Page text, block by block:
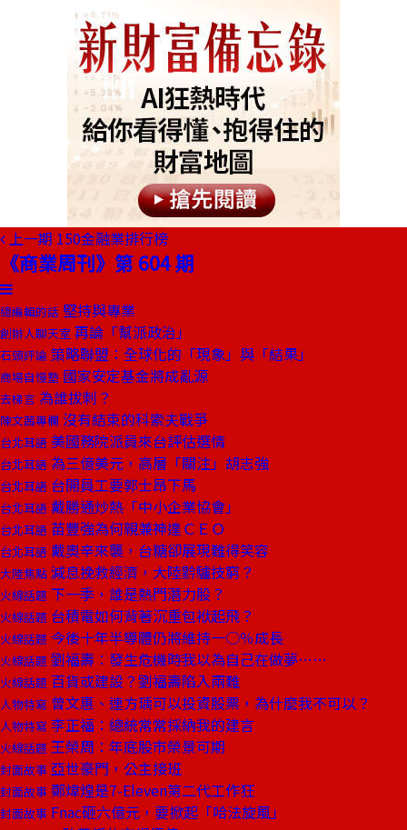
上一期 150金融業排行榜
《商業周刊》第 604 期
總編輯的話 堅持與專業
創辦人聊天室 再論「幫派政治」
石頭評論 策略聯盟：全球化的「現象」與「結果」
商場自慢塾 國家安定基金將成亂源
去梯言 為誰拔刺？
陳文茜專欄 沒有結束的科索夫戰爭
台北耳語 美國務院派員來台評估選情
台北耳語 為三億美元，高層「關注」胡志強
台北耳語 台開員工要郭士昂下馬
台北耳語 戴勝通炒熱「中小企業協會」
台北耳語 苗豐強為何親兼神達ＣＥＯ
台北耳語 戴奧辛來襲，台糖卻展現難得笑容
大陸焦點 減息挽救經濟，大陸黔驢技窮？
火線話題 下一季，誰是熱門潛力股？
火線話題 台積電如何背著沉重包袱起飛？
火線話題 今後十年半導體仍將維持一○％成長
火線話題 劉福壽：發生危機時我以為自己在做夢……
火線話題 百貨或建設？劉福壽陷入兩難
人物特寫 曾文惠、連方瑀可以投資股票，為什麼我不可以？
人物特寫 李正福：總統常常採納我的建言
火線話題 王榮周：年底股市榮景可期
封面故事 亞世豪門，公主接班
封面故事 鄭煒煌是7-Eleven第二代工作狂
封面故事 Fnac砸六億元，要掀起「哈法旋風」